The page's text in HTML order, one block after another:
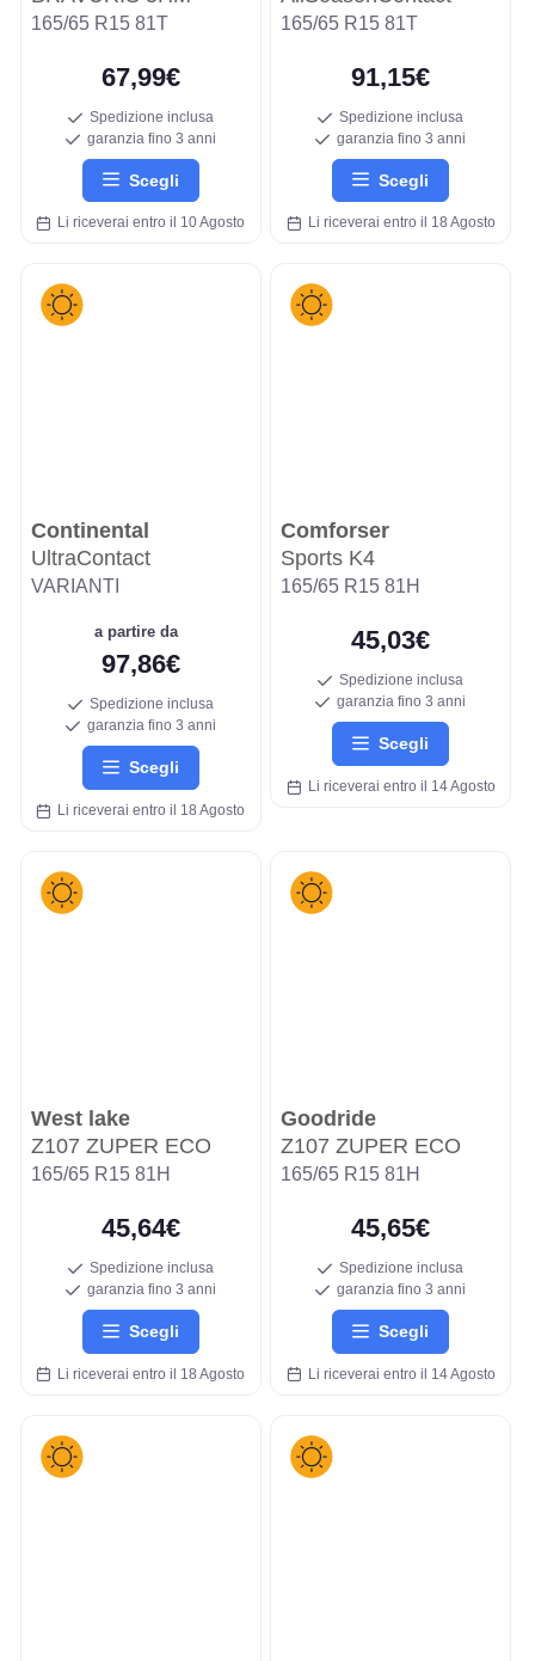
165/65 R15 81T
67,99€
Spedizione inclusa
garanzia fino 3 anni
Scegli
Li riceverai entro il 10 Agosto
165/65 R15 81T
91,15€
Spedizione inclusa
garanzia fino 3 anni
Scegli
Li riceverai entro il 18 Agosto
Continental
UltraContact
VARIANTI
a partire da
97,86€
Spedizione inclusa
garanzia fino 3 anni
Scegli
Li riceverai entro il 18 Agosto
Comforser
Sports K4
165/65 R15 81H
45,03€
Spedizione inclusa
garanzia fino 3 anni
Scegli
Li riceverai entro il 14 Agosto
West lake
Z107 ZUPER ECO
165/65 R15 81H
45,64€
Spedizione inclusa
garanzia fino 3 anni
Scegli
Li riceverai entro il 18 Agosto
Goodride
Z107 ZUPER ECO
165/65 R15 81H
45,65€
Spedizione inclusa
garanzia fino 3 anni
Scegli
Li riceverai entro il 14 Agosto